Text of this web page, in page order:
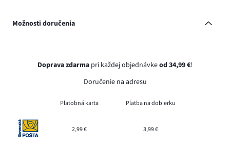
Možnosti doručenia
Doprava zdarma pri každej objednávkeod 34,99 €!
Doručenie na adresu
Platobná karta Platba na dobierku
2,99 € 3,99 €